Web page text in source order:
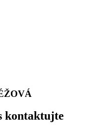
kontaktujte